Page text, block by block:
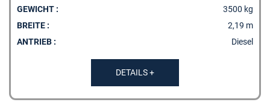
GEWICHT :
3500 kg
BREITE :
2,19 m
ANTRIEB :
Diesel
DETAILS +